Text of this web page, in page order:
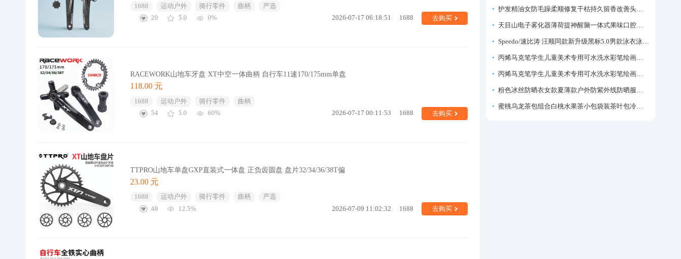
1688 运动户外 骑行零件 曲柄
严选
20
5.0 0% 2026-07-17 06:18:51 1688 去购买
RACEWORK山地车牙盘 XT中空一体曲柄 自行车11速170/175mm单盘
118.00 元
1688 运动户外 骑行零件
曲柄
54
5.0 60% 2026-07-17 00:11:53 1688 去购买
TTPRO山地车单盘GXP直装式一体盘 正负齿圆盘 盘片32/34/36/38T偏
23.00 元
1688 运动户外 骑行零件 曲柄
严选
48
12.5% 2026-07-09 11:02:32 1688 去购买
护发精油女防毛躁柔顺修复干枯持久留香改善头发毛躁柔顺剂神器
天目山电子雾化器薄荷提神醒脑一体式果味口腔喷雾吸入式戒烟神器
Speedo/速比涛 汪顺同款新升级黑标5.0男款泳衣泳裤温泉游泳套装
丙烯马克笔学生儿童美术专用可水洗水彩笔绘画彩色涂鸦画笔不透色可叠色防水手绘diy丙烯颜料笔水性填色笔
丙烯马克笔学生儿童美术专用可水洗水彩笔绘画彩色涂鸦画笔不透色可叠色防水手绘diy丙烯颜料笔水性填色笔
粉色冰丝防晒衣女款夏薄款户外防紫外线防晒服修身紧身短外套上衣
蜜桃乌龙茶包组合白桃水果茶小包袋装茶叶包冷泡茶泡水喝的东西